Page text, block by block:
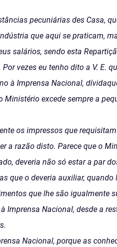
pecuniárias des Casa,
que aqui se praticam,
salários, sendo esta
vezes eu tenho dito a V. E.
à Imprensa Nacional,
excede sempre a
os impressos que
a razão disto. Parece que o
deveria não só estar a par
que o deveria auxiliar,
que lhe são igualmente
Imprensa Nacional, desde a
Nacional, porque as